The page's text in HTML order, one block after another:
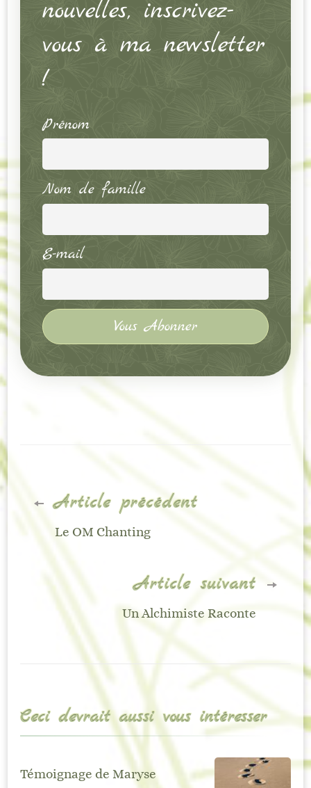
nouvelles, inscrivez-
vous à ma newsletter
!
Prénom
Nom de famille
E-mail
Navigation
d'article
Article précédent
Le OM Chanting
Article suivant
Un Alchimiste Raconte
Ceci devrait aussi vous intéresser
Témoignage de Maryse